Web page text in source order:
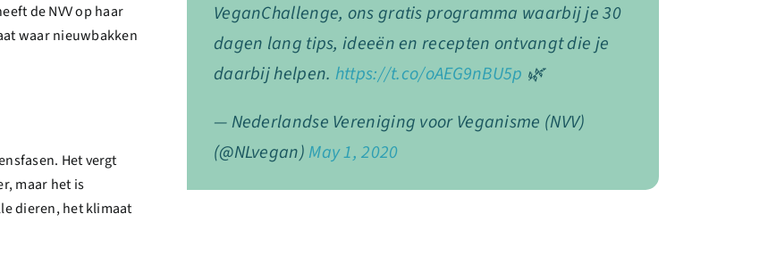
de NVV op haar
waar nieuwbakken
Het vergt
maar het is
dieren, het klimaat
VeganChallenge, ons gratis programma waarbij je 30
dagen lang tips, ideeën en recepten ontvangt die je
daarbij helpen. https://t.co/oAEG9nBU5p 🌿
— Nederlandse Vereniging voor Veganisme (NVV)
(@NLvegan) May 1, 2020